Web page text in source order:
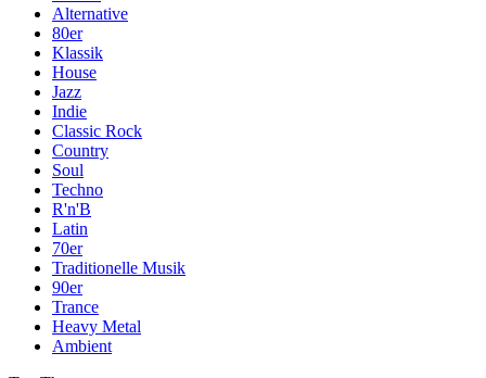
Alternative
80er
Klassik
House
Jazz
Indie
Classic Rock
Country
Soul
Techno
R'n'B
Latin
70er
Traditionelle Musik
90er
Trance
Heavy Metal
Ambient